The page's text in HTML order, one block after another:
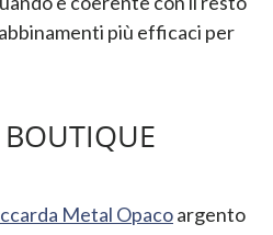
più efficaci per
Metal Opacoargento